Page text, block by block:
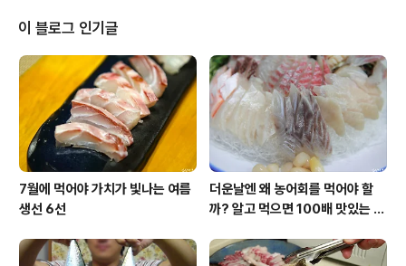
고 모두모두 크리스마스 & 연말 시즌 행복하게 보내세요! ^
^ 입질의추억TV를 구독(무료)하는 것은 사랑입니다~♥
'좋아요와 알림설정도' 부탁드려요! ^^ - 총괄 및 기획 : 김
지민, 조정연- 촬영 및 가편집 : 진석현-..
이 블로그 인기글
7월에 먹어야 가치가 빛나는 여름
생선 6선
더운날엔 왜 농어회를 먹어야 할
까? 알고 먹으면 100배 맛있는 농